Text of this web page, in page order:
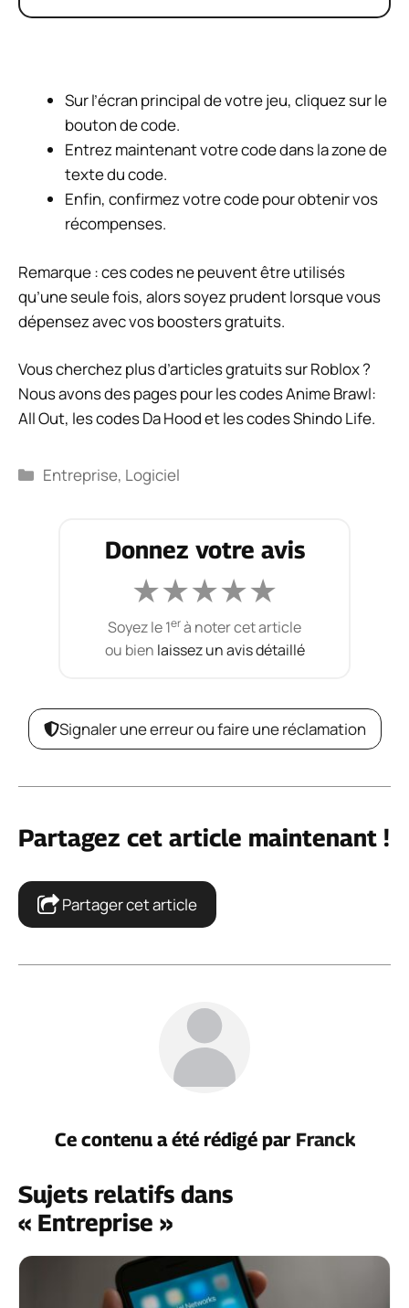
Sur l’écran principal de votre jeu, cliquez sur le
bouton de code.
Entrez maintenant votre code dans la zone de
texte du code.
Enfin, confirmez votre code pour obtenir vos
récompenses.
Remarque : ces codes ne peuvent être utilisés
qu’une seule fois, alors soyez prudent lorsque vous
dépensez avec vos boosters gratuits.
Vous cherchez plus d’articles gratuits sur Roblox ?
Nous avons des pages pour les codes Anime Brawl:
All Out, les codes Da Hood et les codes Shindo Life.
Catégories
Entreprise, Logiciel
Donnez votre avis
★★★★★
Soyez le 1erà noter cet article
ou bien laissez un avis détaillé
Signaler une erreur ou faire une réclamation
Partagez cet article maintenant !
Partager cet article
Ce contenu a été rédigé par Franck
Sujets relatifs dans
« Entreprise »